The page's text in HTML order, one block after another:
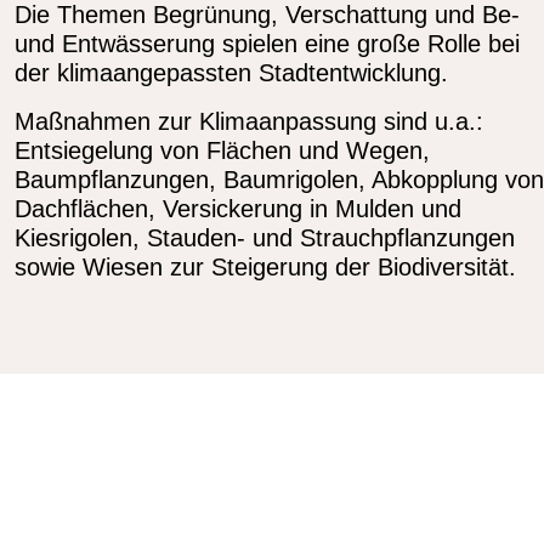
Die Themen Begrünung, Verschattung und Be-
und Entwässerung spielen eine große Rolle bei
der klimaangepassten Stadtentwicklung.
Maßnahmen zur Klimaanpassung sind u.a.:
Entsiegelung von Flächen und Wegen,
Baumpflanzungen, Baumrigolen, Abkopplung von
Dachflächen, Versickerung in Mulden und
Kiesrigolen, Stauden- und Strauchpflanzungen
sowie Wiesen zur Steigerung der Biodiversität.